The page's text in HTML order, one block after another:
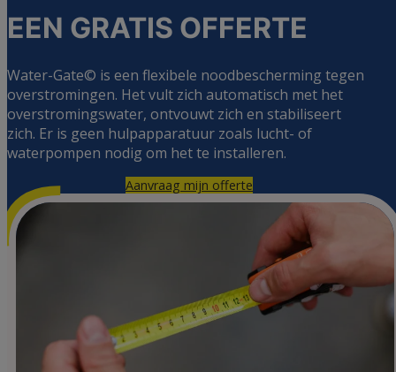
EEN GRATIS OFFERTE
Water-Gate© is een flexibele noodbescherming tegen
overstromingen. Het vult zich automatisch met het
overstromingswater, ontvouwt zich en stabiliseert
zich. Er is geen hulpapparatuur zoals lucht- of
waterpompen nodig om het te installeren.
Aanvraag mijn offerte